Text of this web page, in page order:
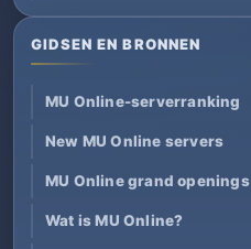
GIDSEN EN BRONNEN
MU Online-serverranking
New MU Online servers
MU Online grand openings
Wat is MU Online?